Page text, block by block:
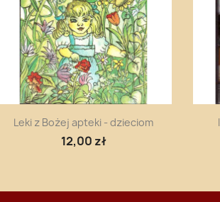
Szybki podgląd
Leki z Bożej apteki - dzieciom
12,00 zł